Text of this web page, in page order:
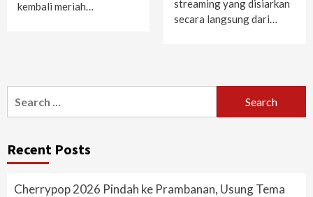
kembali meriah…
streaming yang disiarkan
secara langsung dari…
for:
Recent Posts
Cherrypop 2026 Pindah ke Prambanan, Usung Tema